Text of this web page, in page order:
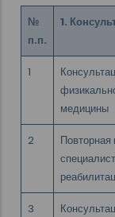
№
п.п.
1.
1
медицины
2
Повторная
3